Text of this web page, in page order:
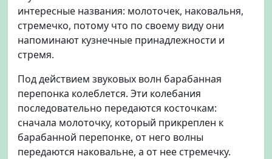
интересные названия: молоточек, наковальня,
стремечко, потому что по своему виду они
напоминают кузнечные принадлежности и
стремя.
Под действием звуковых волн барабанная
перепонка колеблется. Эти колебания
последовательно передаются косточкам:
сначала молоточку, который прикреплен к
барабанной перепонке, от него волны
передаются наковальне, а от нее стремечку.